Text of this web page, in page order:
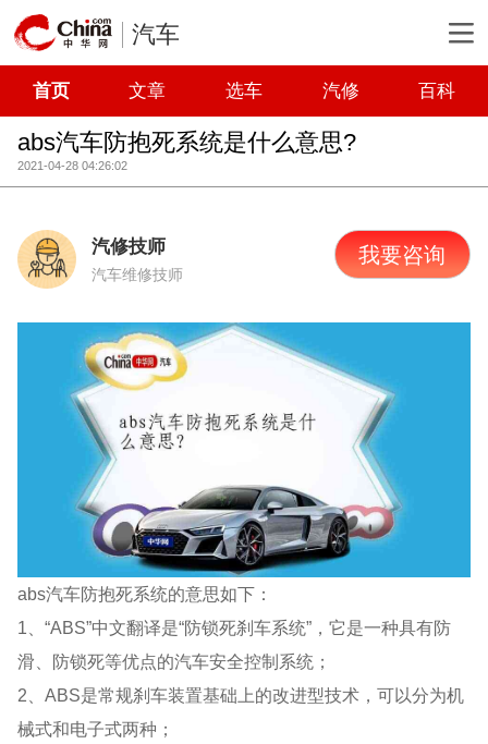
汽车
首页 文章 选车 汽修 百科
abs汽车防抱死系统是什么意思?
2021-04-28 04:26:02
汽修技师
汽车维修技师
我要咨询
abs汽车防抱死系统的意思如下：
1、“ABS”中文翻译是“防锁死刹车系统”，它是一种具有防
滑、防锁死等优点的汽车安全控制系统；
2、ABS是常规刹车装置基础上的改进型技术，可以分为机
械式和电子式两种；